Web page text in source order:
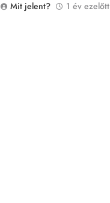
Mit jelent?
1 év ezelőtt